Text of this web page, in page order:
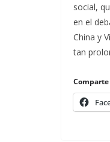
social,
en el
China y
tan